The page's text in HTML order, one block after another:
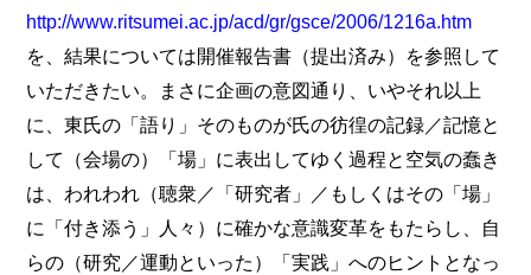
http://www.ritsumei.ac.jp/acd/gr/gsce/2006/1216a.htm
を、結果については開催報告書（提出済み）を参照して
いただきたい。まさに企画の意図通り、いやそれ以上
に、東氏の「語り」そのものが氏の彷徨の記録／記憶と
して（会場の）「場」に表出してゆく過程と空気の蠢き
は、われわれ（聴衆／「研究者」／もしくはその「場」
に「付き添う」人々）に確かな意識変革をもたらし、自
らの（研究／運動といった）「実践」へのヒントとなっ